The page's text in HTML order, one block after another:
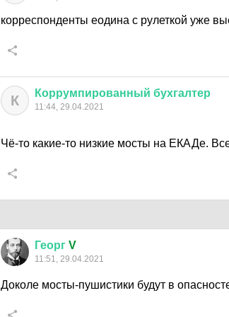
корреспонденты еодина с рулеткой уже
К Коррумпированный бухгалтер
11:44, 29.04.2021
Чё-то какие-то низкие мосты на ЕКАДе.
Георг V
11:51, 29.04.2021
Доколе мосты-пушистики будут в